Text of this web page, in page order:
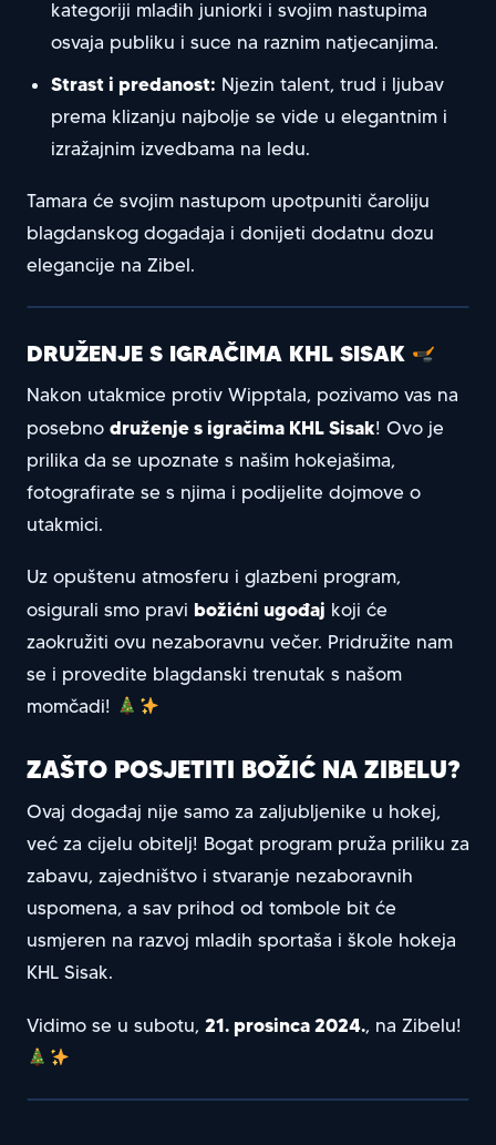
kategoriji mlađih juniorki i svojim nastupima
osvaja publiku i suce na raznim natjecanjima.
Strast i predanost: Njezin talent, trud i ljubav
prema klizanju najbolje se vide u elegantnim i
izražajnim izvedbama na ledu.
Tamara će svojim nastupom upotpuniti čaroliju
blagdanskog događaja i donijeti dodatnu dozu
elegancije na Zibel.
DRUŽENJE S IGRAČIMA KHL SISAK
Nakon utakmice protiv Wipptala, pozivamo vas na
posebno druženje s igračima KHL Sisak! Ovo je
prilika da se upoznate s našim hokejašima,
fotografirate se s njima i podijelite dojmove o
utakmici.
Uz opuštenu atmosferu i glazbeni program,
osigurali smo pravi božićni ugođaj koji će
zaokružiti ovu nezaboravnu večer. Pridružite nam
se i provedite blagdanski trenutak s našom
momčadi!
ZAŠTO POSJETITI BOŽIĆ NA ZIBELU?
Ovaj događaj nije samo za zaljubljenike u hokej,
već za cijelu obitelj! Bogat program pruža priliku za
zabavu, zajedništvo i stvaranje nezaboravnih
uspomena, a sav prihod od tombole bit će
usmjeren na razvoj mladih sportaša i škole hokeja
KHL Sisak.
Vidimo se u subotu, 21. prosinca 2024., na Zibelu!